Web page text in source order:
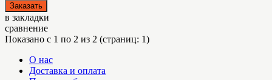
в закладки
сравнение
Показано с 1 по 2 из 2 (страниц: 1)
О нас
Доставка и оплата